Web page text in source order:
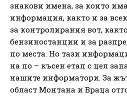
знакови имена, за които
информация, както и за
за контролирания вот,
бензиностанции и за
по места. Но тази
на по – късен етап с цел
нашите информатори. За
област Монтана и Враца